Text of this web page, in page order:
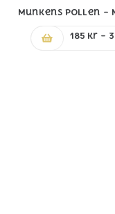
Munkens Pollen
185 kr –